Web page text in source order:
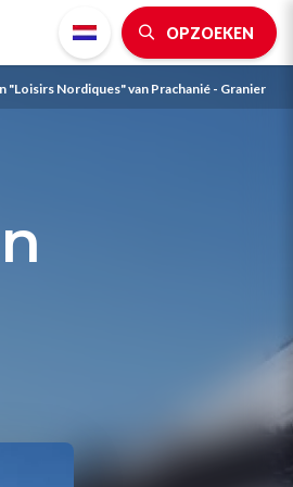
OPZOEKEN
"Loisirs Nordiques" van Prachanié - Granier